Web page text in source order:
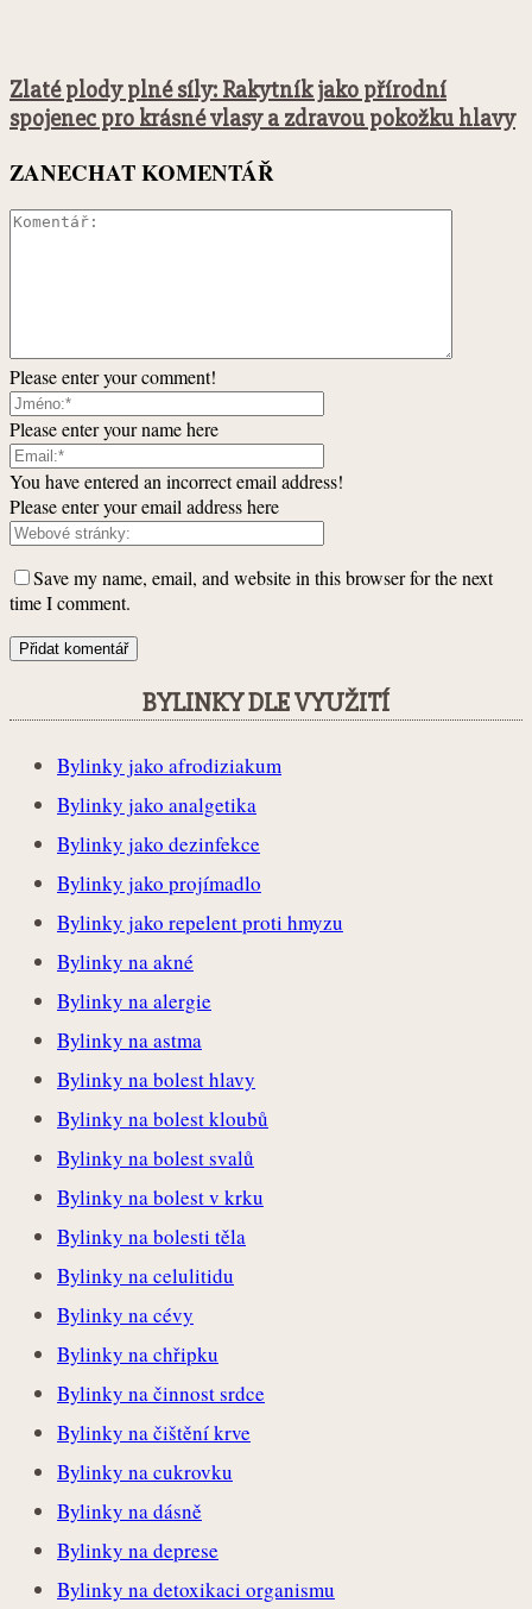
Zlaté plody plné síly: Rakytník jako přírodní
spojenec pro krásné vlasy a zdravou pokožku hlavy
ZANECHAT KOMENTÁŘ
Please enter your comment!
Please enter your name here
You have entered an incorrect email address!
Please enter your email address here
Save my name, email, and website in this browser for the next
time I comment.
BYLINKY DLE VYUŽITÍ
Bylinky jako afrodiziakum
Bylinky jako analgetika
Bylinky jako dezinfekce
Bylinky jako projímadlo
Bylinky jako repelent proti hmyzu
Bylinky na akné
Bylinky na alergie
Bylinky na astma
Bylinky na bolest hlavy
Bylinky na bolest kloubů
Bylinky na bolest svalů
Bylinky na bolest v krku
Bylinky na bolesti těla
Bylinky na celulitidu
Bylinky na cévy
Bylinky na chřipku
Bylinky na činnost srdce
Bylinky na čištění krve
Bylinky na cukrovku
Bylinky na dásně
Bylinky na deprese
Bylinky na detoxikaci organismu